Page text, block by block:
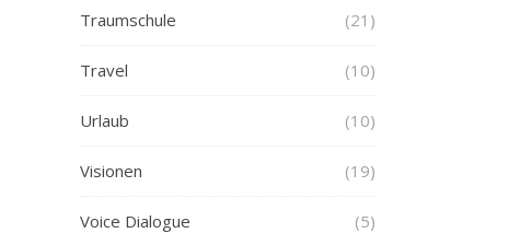
Traumschule (21)
Travel (10)
Urlaub (10)
Visionen (19)
Voice Dialogue (5)